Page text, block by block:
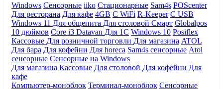
Windows Сенсорные iiko Стационарные Sam4s POScenter
Для ресторана Для кафе 4GB С WiFi R-Keeper С USB
Windows 11 Для общепита Для столовой Смарт Globalpos
10 дюймов Core i3 Datavan Для 1С Windows 10 Posiflex
Кассовые Для розничной торговли Для магазина ATOL
Для бара Для кофейни Для horeca Sam4s сенсорные Atol
сенсорные Сенсорные на Windows
Для магазина Кассовые Для столовой Для кофейни Для
кафе
Компьютер-моноблок Терминал-моноблок Сенсорные